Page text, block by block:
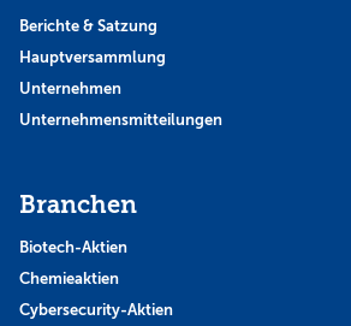
Berichte & Satzung
Hauptversammlung
Unternehmen
Unternehmensmitteilungen
Branchen
Biotech-Aktien
Chemieaktien
Cybersecurity-Aktien